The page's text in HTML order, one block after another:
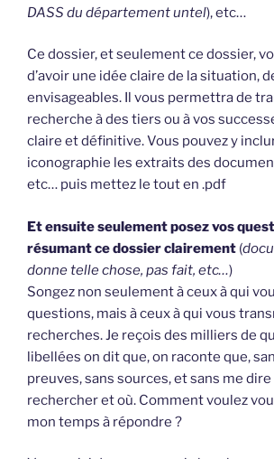
DASS du département untel), etc…
Ce dossier, et seulement ce dossier,
d’avoir une idée claire de la situation,
envisageables. Il vous permettra de
recherche à des tiers ou à vos
claire et définitive. Vous pouvez y
iconographie les extraits des
etc… puis mettez le tout en .pdf
Et ensuite seulement posez vos
résumant ce dossier clairement (
donne telle chose, pas fait, etc…)
Songez non seulement à ceux à qui
questions, mais à ceux à qui vous
recherches. Je reçois des milliers de
libellées on dit que, on raconte que,
preuves, sans sources, et sans me
rechercher et où. Comment voulez
mon temps à répondre ?